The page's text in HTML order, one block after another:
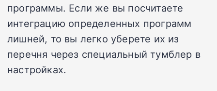
программы. Если же вы посчитаете
интеграцию определенных программ
лишней, то вы легко уберете их из
перечня через специальный тумблер в
настройках.